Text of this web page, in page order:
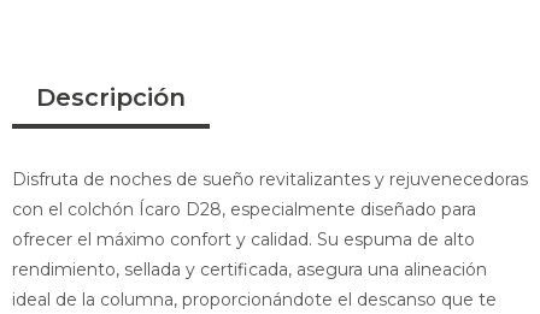
Descripción
Disfruta de noches de sueño revitalizantes y rejuvenecedoras
con el colchón Ícaro D28, especialmente diseñado para
ofrecer el máximo confort y calidad. Su espuma de alto
rendimiento, sellada y certificada, asegura una alineación
ideal de la columna, proporcionándote el descanso que te